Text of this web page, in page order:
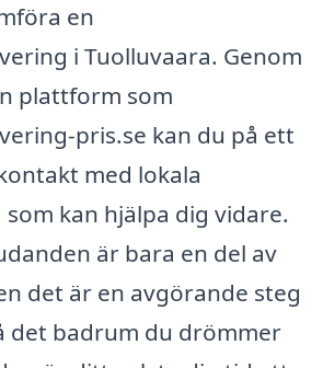
en
i Tuolluvaara. Genom
plattform som
pris.se kan du på ett
med lokala
kan hjälpa dig vidare.
är bara en del av
det är en avgörande steg
det badrum du drömmer